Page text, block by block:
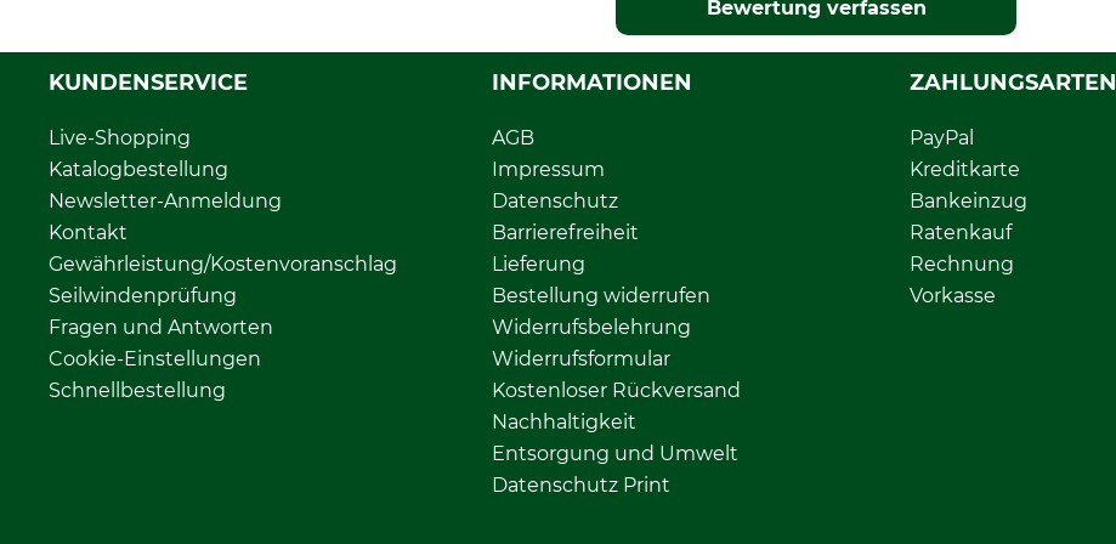
Bewertung verfassen
KUNDENSERVICE
Live-Shopping
Katalogbestellung
Newsletter-Anmeldung
Kontakt
Gewährleistung/Kostenvoranschlag
Seilwindenprüfung
Fragen und Antworten
Cookie-Einstellungen
Schnellbestellung
INFORMATIONEN
AGB
Impressum
Datenschutz
Barrierefreiheit
Lieferung
Bestellung widerrufen
Widerrufsbelehrung
Widerrufsformular
Kostenloser Rückversand
Nachhaltigkeit
Entsorgung und Umwelt
Datenschutz Print
ZAHLUNGSARTEN
PayPal
Kreditkarte
Bankeinzug
Ratenkauf
Rechnung
Vorkasse